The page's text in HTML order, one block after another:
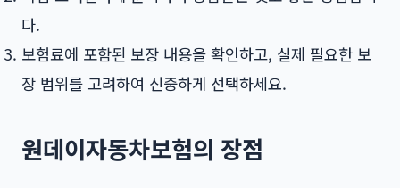
다.
보험료에 포함된 보장 내용을 확인하고, 실제 필요한 보
장 범위를 고려하여 신중하게 선택하세요.
원데이자동차보험의 장점